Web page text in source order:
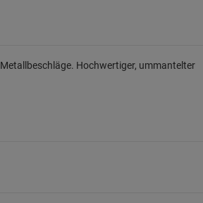
Hochwertiger, ummantelter